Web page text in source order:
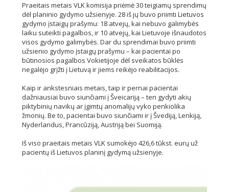
Praeitais metais VLK komisija priėmė 30 teigiamų sprendimų
dėl planinio gydymo užsienyje. 28 iš jų buvo priimti Lietuvos
gydymo įstaigų prašymu: 18 atvejų, kai nebuvo galimybės
laiku suteikti pagalbos, ir 10 atvejų, kai Lietuvoje išnaudotos
visos gydymo galimybės. Dar du sprendimai buvo priimti
užsienio gydymo įstaigų prašymu – kai pacientai po
būtinosios pagalbos Vokietijoje dėl sveikatos būklės
negalėjo grįžti į Lietuvą ir jiems reikėjo reabilitacijos.
Kaip ir ankstesniais metais, taip ir pernai pacientai
dažniausiai buvo siunčiami į Šveicariją – ten gydyti akių
piktybinių navikų ar įgimtų anomalijų vyko penkiolika
žmonių. Be to, pacientai buvo siunčiami ir į Švediją, Lenkiją,
Nyderlandus, Prancūziją, Austriją bei Suomiją.
Iš viso praeitais metais VLK sumokėjo 426,6 tūkst. eurų už
pacientų iš Lietuvos planinį gydymą užsienyje.